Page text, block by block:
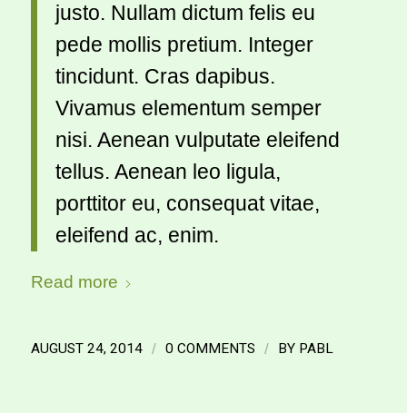
justo. Nullam dictum felis eu
pede mollis pretium. Integer
tincidunt. Cras dapibus.
Vivamus elementum semper
nisi. Aenean vulputate eleifend
tellus. Aenean leo ligula,
porttitor eu, consequat vitae,
eleifend ac, enim.
Read more
AUGUST 24, 2014 / 0 COMMENTS / BY PABL